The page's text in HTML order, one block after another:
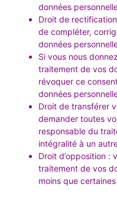
données
Droit de
de compléter,
données
Si vous nous
traitement de vos
révoquer ce
données
Droit de transférer
demander toutes
responsable du
intégralité à un
Droit d’opposition :
traitement de vos
moins que